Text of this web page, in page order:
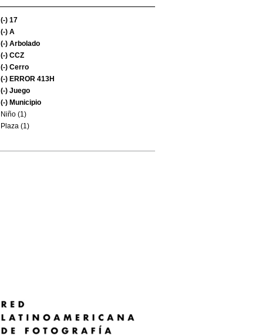
(-) 17
(-) A
(-) Arbolado
(-) CCZ
(-) Cerro
(-) ERROR 413H
(-) Juego
(-) Municipio
Niño (1)
Plaza (1)